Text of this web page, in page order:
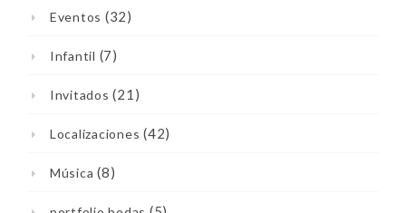
Eventos (32)
Infantil (7)
Invitados (21)
Localizaciones (42)
Música (8)